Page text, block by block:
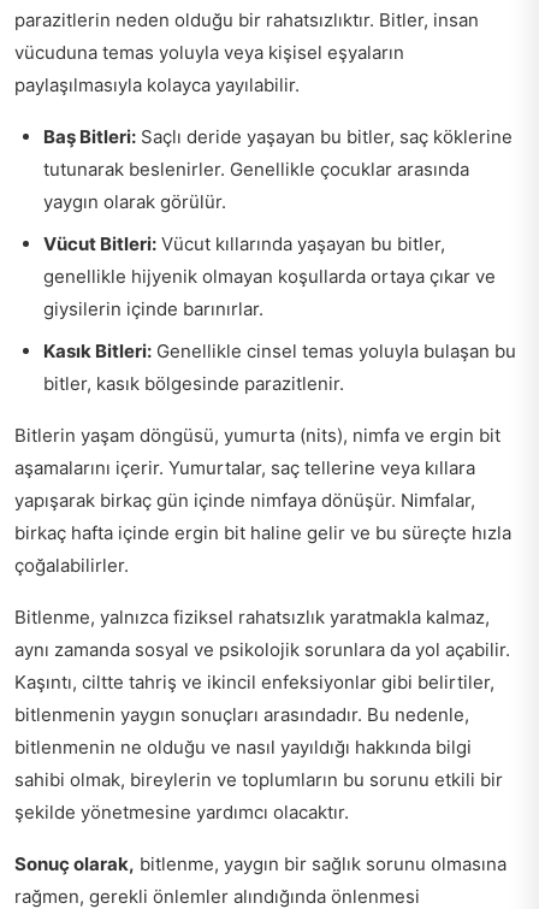
parazitlerin neden olduğu bir rahatsızlıktır. Bitler, insan
vücuduna temas yoluyla veya kişisel eşyaların
paylaşılmasıyla kolayca yayılabilir.
Baş Bitleri: Saçlı deride yaşayan bu bitler, saç köklerine
tutunarak beslenirler. Genellikle çocuklar arasında
yaygın olarak görülür.
Vücut Bitleri: Vücut kıllarında yaşayan bu bitler,
genellikle hijyenik olmayan koşullarda ortaya çıkar ve
giysilerin içinde barınırlar.
Kasık Bitleri: Genellikle cinsel temas yoluyla bulaşan bu
bitler, kasık bölgesinde parazitlenir.
Bitlerin yaşam döngüsü, yumurta (nits), nimfa ve ergin bit
aşamalarını içerir. Yumurtalar, saç tellerine veya kıllara
yapışarak birkaç gün içinde nimfaya dönüşür. Nimfalar,
birkaç hafta içinde ergin bit haline gelir ve bu süreçte hızla
çoğalabilirler.
Bitlenme, yalnızca fiziksel rahatsızlık yaratmakla kalmaz,
aynı zamanda sosyal ve psikolojik sorunlara da yol açabilir.
Kaşıntı, ciltte tahriş ve ikincil enfeksiyonlar gibi belirtiler,
bitlenmenin yaygın sonuçları arasındadır. Bu nedenle,
bitlenmenin ne olduğu ve nasıl yayıldığı hakkında bilgi
sahibi olmak, bireylerin ve toplumların bu sorunu etkili bir
şekilde yönetmesine yardımcı olacaktır.
Sonuç olarak, bitlenme, yaygın bir sağlık sorunu olmasına
rağmen, gerekli önlemler alındığında önlenmesi